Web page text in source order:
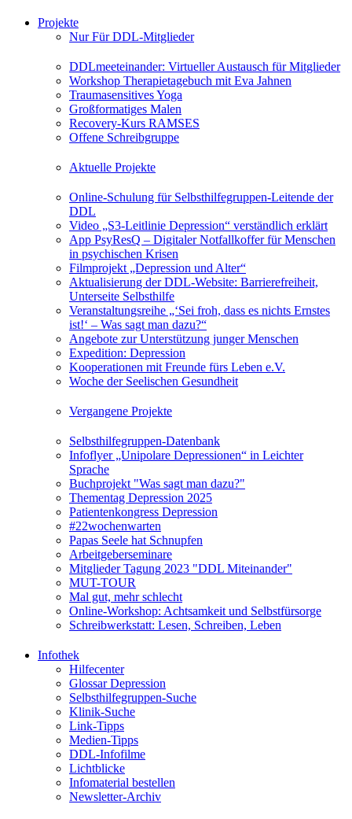
Projekte
Nur Für DDL-Mitglieder
DDLmeeteinander: Virtueller Austausch für Mitglieder
Workshop Therapietagebuch mit Eva Jahnen
Traumasensitives Yoga
Großformatiges Malen
Recovery-Kurs RAMSES
Offene Schreibgruppe
Aktuelle Projekte
Online-Schulung für Selbsthilfegruppen-Leitende der
DDL
Video „S3-Leitlinie Depression“ verständlich erklärt
App PsyResQ – Digitaler Notfallkoffer für Menschen
in psychischen Krisen
Filmprojekt „Depression und Alter“
Aktualisierung der DDL-Website: Barrierefreiheit,
Unterseite Selbsthilfe
Veranstaltungsreihe „‘Sei froh, dass es nichts Ernstes
ist!‘ – Was sagt man dazu?“
Angebote zur Unterstützung junger Menschen
Expedition: Depression
Kooperationen mit Freunde fürs Leben e.V.
Woche der Seelischen Gesundheit
Vergangene Projekte
Selbsthilfegruppen-Datenbank
Infoflyer „Unipolare Depressionen“ in Leichter
Sprache
Buchprojekt "Was sagt man dazu?"
Thementag Depression 2025
Patientenkongress Depression
#22wochenwarten
Papas Seele hat Schnupfen
Arbeitgeberseminare
Mitglieder Tagung 2023 "DDL Miteinander"
MUT-TOUR
Mal gut, mehr schlecht
Online-Workshop: Achtsamkeit und Selbstfürsorge
Schreibwerkstatt: Lesen, Schreiben, Leben
Infothek
Hilfecenter
Glossar Depression
Selbsthilfegruppen-Suche
Klinik-Suche
Link-Tipps
Medien-Tipps
DDL-Infofilme
Lichtblicke
Infomaterial bestellen
Newsletter-Archiv